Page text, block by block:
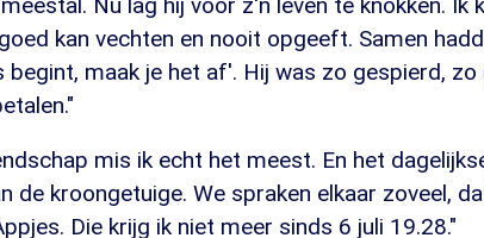
Nu lag hij voor z'n leven te knokken. Ik
kan vechten en nooit opgeeft. Samen
begint, maak je het af'. Hij was zo gespierd,
mis ik echt het meest. En het
de kroongetuige. We spraken elkaar zoveel,
Die krijg ik niet meer sinds 6 juli 19.28."